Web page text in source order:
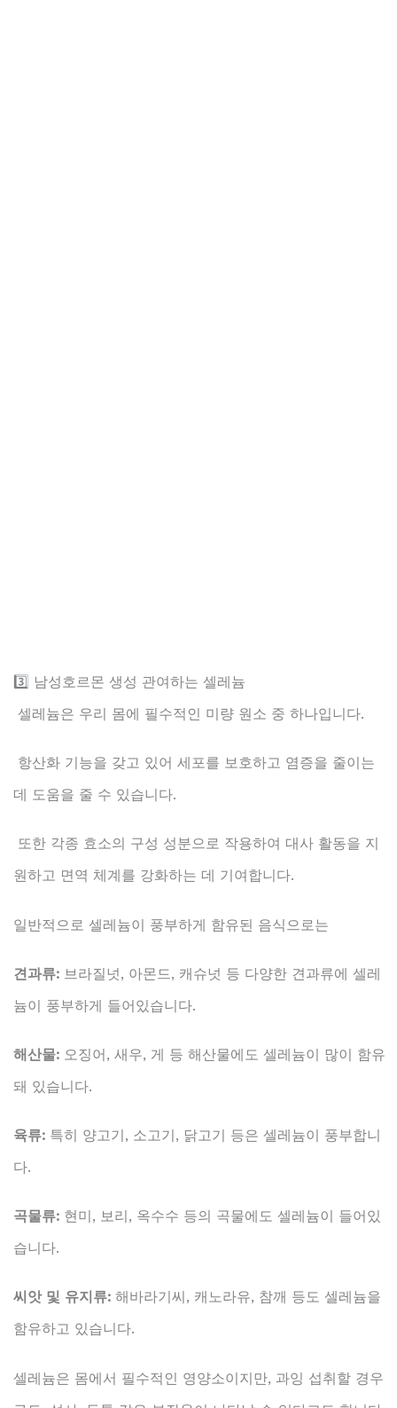
3️⃣ 남성호르몬 생성 관여하는 셀레늄
셀레늄은 우리 몸에 필수적인 미량 원소 중 하나입니다.
항산화 기능을 갖고 있어 세포를 보호하고 염증을 줄이는
데 도움을 줄 수 있습니다.
또한 각종 효소의 구성 성분으로 작용하여 대사 활동을 지
원하고 면역 체계를 강화하는 데 기여합니다.
일반적으로 셀레늄이 풍부하게 함유된 음식으로는
견과류:브라질넛, 아몬드, 캐슈넛 등 다양한 견과류에 셀레
늄이 풍부하게 들어있습니다.
해산물:오징어, 새우, 게 등 해산물에도 셀레늄이 많이 함유
돼 있습니다.
육류:특히 양고기, 소고기, 닭고기 등은 셀레늄이 풍부합니
다.
곡물류:현미, 보리, 옥수수 등의 곡물에도 셀레늄이 들어있
습니다.
씨앗 및 유지류:해바라기씨, 캐노라유, 참깨 등도 셀레늄을
함유하고 있습니다.
셀레늄은 몸에서 필수적인 영양소이지만, 과잉 섭취할 경우